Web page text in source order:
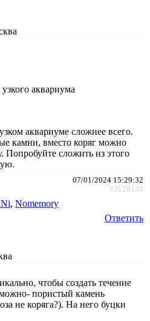
аквариума
аквариуме сложнее всего.
камни, вместо коряг можно
Попробуйте сложить из этого
07/01/2024 15:29:32
#3128148
, Nomemory
Ответить
чтобы создать течение
пористый камень
не коряга?). На него буцки